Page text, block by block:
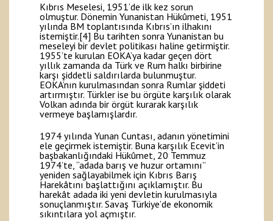
Kıbrıs Meselesi, 1951’de ilk kez sorun
olmuştur. Dönemin Yunanistan Hükûmeti, 1951
yılında BM toplantısında Kıbrıs’ın ilhakını
istemiştir.[4] Bu tarihten sonra Yunanistan bu
meseleyi bir devlet politikası haline getirmiştir.
1955’te kurulan EOKA’ya kadar geçen dört
yıllık zamanda da Türk ve Rum halkı birbirine
karşı şiddetli saldırılarda bulunmuştur.
EOKA’nın kurulmasından sonra Rumlar şiddeti
artırmıştır. Türkler ise bu örgüte karşılık olarak
Volkan adında bir örgüt kurarak karşılık
vermeye başlamışlardır.
1974 yılında Yunan Cuntası, adanın yönetimini
ele geçirmek istemiştir. Buna karşılık Ecevit’in
başbakanlığındaki Hükûmet, 20 Temmuz
1974’te, “adada barış ve huzur ortamını”
yeniden sağlayabilmek için Kıbrıs Barış
Harekâtını başlattığını açıklamıştır. Bu
harekât adada iki yeni devletin kurulmasıyla
sonuçlanmıştır. Savaş Türkiye’de ekonomik
sıkıntılara yol açmıştır.